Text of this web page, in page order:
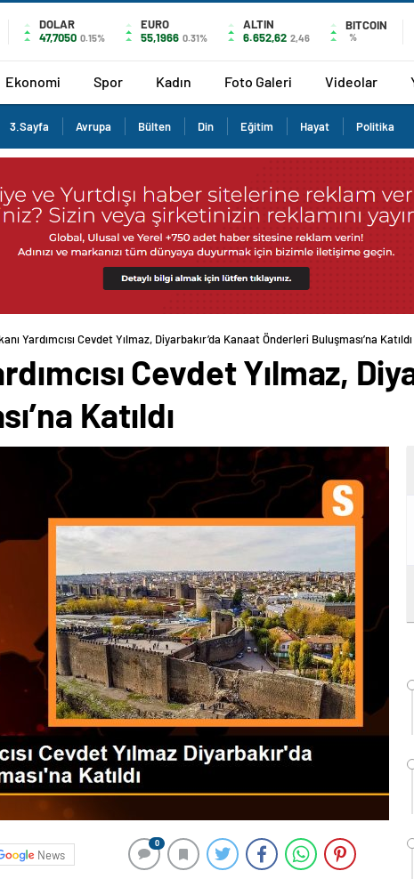
DOLAR
47,7050 0.15%
EURO
55,1966 0.31%
ALTIN
6.652,62 2,46
BITCOIN
%
Ekonomi Spor Kadın Foto Galeri Videolar
3.Sayfa Avrupa Bülten Din Eğitim Hayat Politika
Yardımcısı Cevdet Yılmaz, Diyarbakır’da Kanaat Önderleri Buluşması’na Katıldı
Cevdet Yılmaz,
Katıldı
News
0